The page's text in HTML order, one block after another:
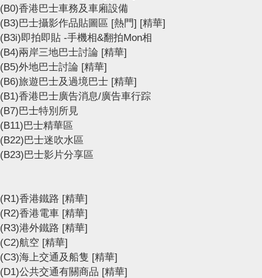
(B0)香港巴士車務及車廂設備
(B3)巴士攝影作品貼圖區 [熱門] [精華]
(B3i)即拍即貼 -手機相&翻拍Mon相
(B4)兩岸三地巴士討論 [精華]
(B5)外地巴士討論 [精華]
(B6)旅遊巴士及過境巴士 [精華]
(B1)香港巴士廣告消息/廣告車行踪
(B7)巴士特別所見
(B11)巴士精華區
(B22)巴士迷吹水區
(B23)巴士影片分享區
(R1)香港鐵路 [精華]
(R2)香港電車 [精華]
(R3)港外鐵路 [精華]
(C2)航空 [精華]
(C3)海上交通及船隻 [精華]
(D1)公共交通有關商品 [精華]